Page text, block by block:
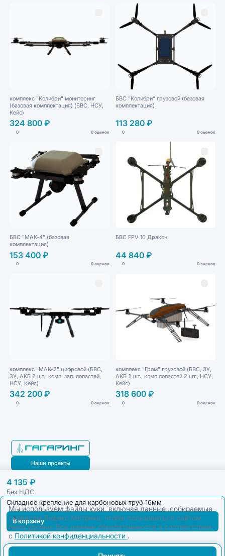
Мы используем файлы куки, включая данные, собираемые
сервисом Яндекс.Метрика, чтобы пользоваться сайтом
было удобно. Все данные обрабатываются в соответствии
с Политикой конфиденциальности .
комплекс "Колибри" мониторинг
(базовая комплектация) (БВС, НСУ,
Кейс)
324 800 ₽
0 0 оценок
БВС "Колибри" грузовой (базовая
комплектация)
113 280 ₽
0 0 оценок
БВС "МАК-4" (базовая
комплектация)
153 400 ₽
0 0 оценок
БВС FPV 10 Дракон
44 840 ₽
0 0 оценок
комплекс "МАК-2" цифровой (БВС,
ЗУ, АКБ 2 шт., комп. зап. лопастей,
НСУ, Кейс)
342 200 ₽
0 0 оценок
комплекс "Гром" грузовой (БВС, ЗУ,
АКБ 2 шт., комп.лопастей 2 шт., НСУ,
Кейс)
318 600 ₽
0 0 оценок
4 135 ₽
Без НДС
Складное крепление для карбоновых труб 16мм
В корзину
Наши проекты